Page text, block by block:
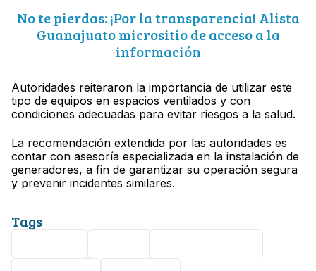
No te pierdas: ¡Por la transparencia! Alista
Guanajuato micrositio de acceso a la
información
Autoridades reiteraron la importancia de utilizar este
tipo de equipos en espacios ventilados y con
condiciones adecuadas para evitar riesgos a la salud.
La recomendación extendida por las autoridades es
contar con asesoría especializada en la instalación de
generadores, a fin de garantizar su operación segura
y prevenir incidentes similares.
Tags